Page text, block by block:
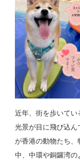
近年、街を歩いてい
光景が目に飛び込
が香港の動物たち
中、中環や銅鑼湾